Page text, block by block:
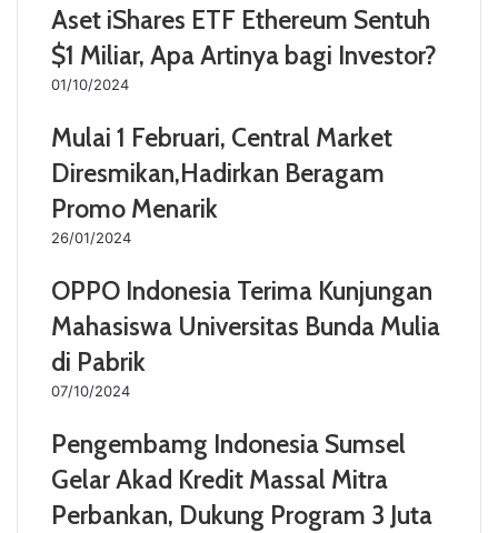
Aset iShares ETF Ethereum Sentuh
$1 Miliar, Apa Artinya bagi Investor?
01/10/2024
Mulai 1 Februari, Central Market
Diresmikan,Hadirkan Beragam
Promo Menarik
26/01/2024
OPPO Indonesia Terima Kunjungan
Mahasiswa Universitas Bunda Mulia
di Pabrik
07/10/2024
Pengembamg Indonesia Sumsel
Gelar Akad Kredit Massal Mitra
Perbankan, Dukung Program 3 Juta